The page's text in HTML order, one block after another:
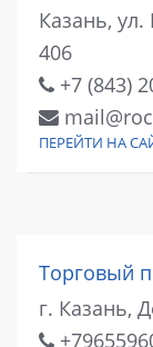
Казань,
406
+7 (843)
ПЕРЕЙТИ НА
Торговый
г. Казань,